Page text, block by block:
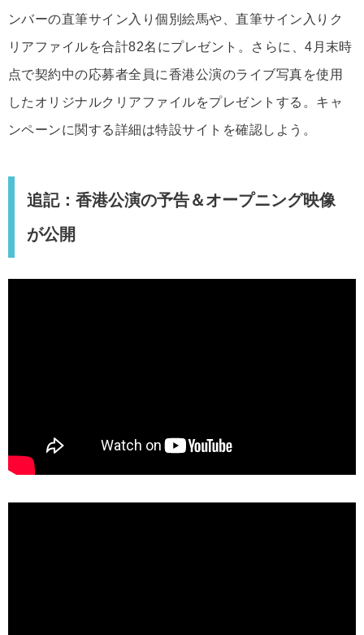
ンバーの直筆サイン入り個別絵馬や、直筆サイン入りク
リアファイルを合計82名にプレゼント。さらに、4月末時
点で契約中の応募者全員に香港公演のライブ写真を使用
したオリジナルクリアファイルをプレゼントする。キャ
ンペーンに関する詳細は特設サイトを確認しよう。
追記：香港公演の予告＆オープニング映像
が公開